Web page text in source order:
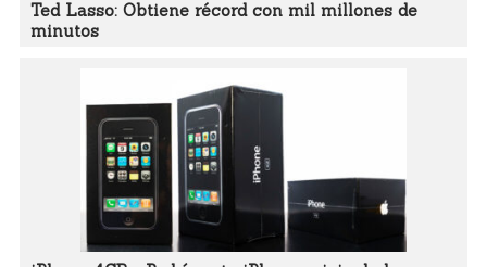
Ted Lasso: Obtiene récord con mil millones de
minutos